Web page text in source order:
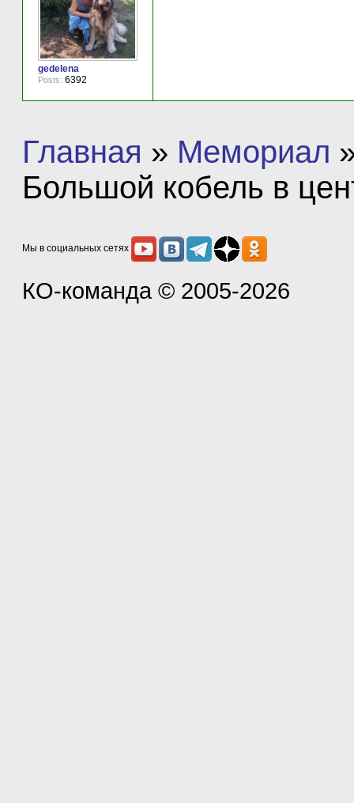
gedelena
Posts: 6392
Главная » Мемориал
Большой кобель в
Мы в социальных сетях
КО-команда © 2005-2026